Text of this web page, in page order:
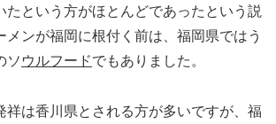
たという方がほとんどであったという説
メンが福岡に根付く前は、福岡県ではう
ソ ウルフードでもありました。
祥は香川県とされる方が多いですが、福